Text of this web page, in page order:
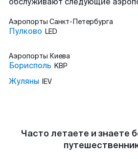
Аэропорты Санкт-Петербурга
Пулково LED
Аэропорты Киева
Борисполь KBP
Жуляны IEV
Часто летаете и знаете